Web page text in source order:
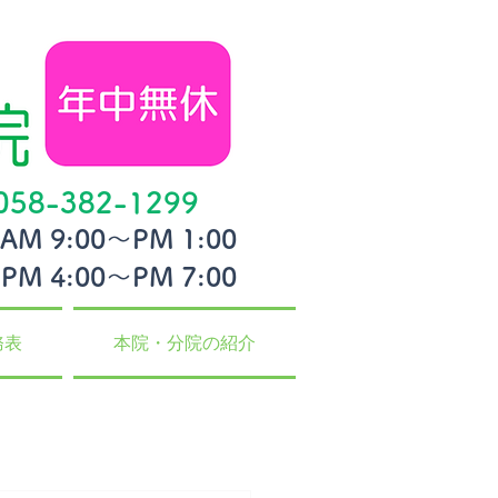
382-1299
表 本院・分院の紹介
AM 9:00〜PM 1:00
PM 4:00〜PM 7:00